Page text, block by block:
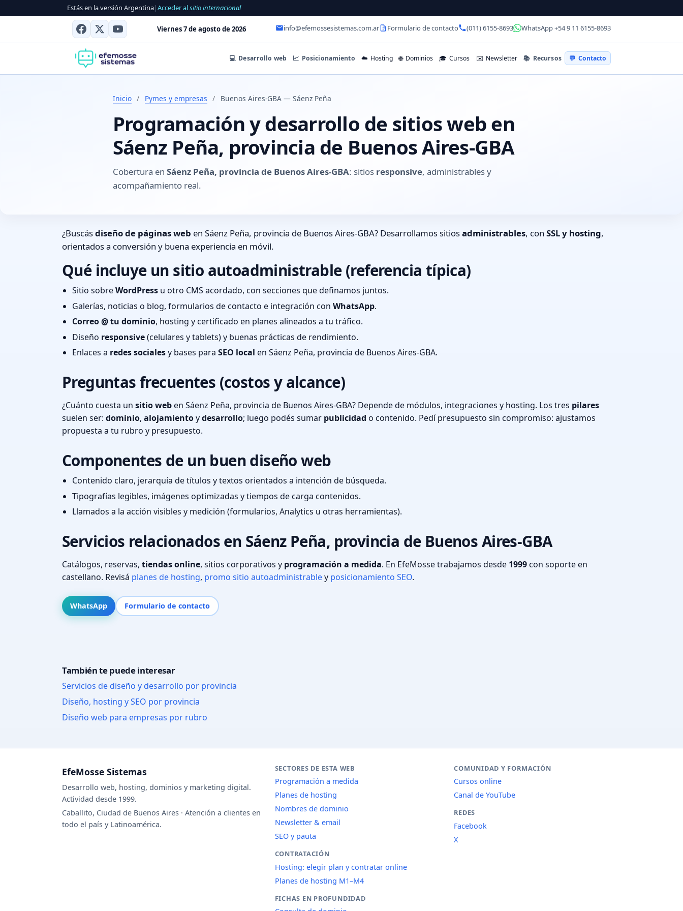
Estás en la versión Argentina|Acceder alsitio internacional
Viernes 7 de agosto de 2026 info@efemossesistemas.com.ar Formulario de contacto (011) 6155-8693 WhatsApp +54 9 11 6155-8693
💻 Desarrollo web 📈 Posicionamiento ☁️ Hosting 🌐 Dominios 🎓 Cursos ✉️ Newsletter 📚 Recursos 💬 Contacto
Inicio / Pymes y empresas / Buenos Aires-GBA — Sáenz Peña
Programación y desarrollo de sitios web en
Sáenz Peña, provincia de Buenos Aires-GBA
Cobertura en Sáenz Peña, provincia de Buenos Aires-GBA: sitios responsive, administrables y
acompañamiento real.
¿Buscásdiseño de páginas web en Sáenz Peña, provincia de Buenos Aires-GBA? Desarrollamos sitiosadministrables, con SSL y hosting,
orientados a conversión y buena experiencia en móvil.
Qué incluye un sitio autoadministrable (referencia típica)
Sitio sobreWordPress u otro CMS acordado, con secciones que definamos juntos.
Galerías, noticias o blog, formularios de contacto e integración con WhatsApp.
Correo @ tu dominio, hosting y certificado en planes alineados a tu tráfico.
Diseño responsive(celulares y tablets) y buenas prácticas de rendimiento.
Enlaces a redes socialesy bases para SEO local en Sáenz Peña, provincia de Buenos Aires-GBA.
Preguntas frecuentes (costos y alcance)
¿Cuánto cuesta un sitio weben Sáenz Peña, provincia de Buenos Aires-GBA? Depende de módulos, integraciones y hosting. Los tres pilares
suelen ser: dominio, alojamientoydesarrollo; luego podés sumar publicidad o contenido. Pedí presupuesto sin compromiso: ajustamos
propuesta a tu rubro y presupuesto.
Componentes de un buen diseño web
Contenido claro, jerarquía de títulos y textos orientados a intención de búsqueda.
Tipografías legibles, imágenes optimizadas y tiempos de carga contenidos.
Llamados a la acción visibles y medición (formularios, Analytics u otras herramientas).
Servicios relacionados en Sáenz Peña, provincia de Buenos Aires-GBA
Catálogos, reservas, tiendas online, sitios corporativos y programación a medida. En EfeMosse trabajamos desde 1999con soporte en
castellano. Revisá planes de hosting, promo sitio autoadministrabley posicionamiento SEO.
WhatsApp Formulario de contacto
También te puede interesar
Servicios de diseño y desarrollo por provincia
Diseño, hosting y SEO por provincia
Diseño web para empresas por rubro
EfeMosse Sistemas
Desarrollo web, hosting, dominios y marketing digital.
Actividad desde 1999.
Caballito, Ciudad de Buenos Aires · Atención a clientes en
todo el país y Latinoamérica.
SECTORES DE ESTA WEB
Programación a medida
Planes de hosting
Nombres de dominio
Newsletter & email
SEO y pauta
CONTRATACIÓN
Hosting: elegir plan y contratar online
Planes de hosting M1–M4
FICHAS EN PROFUNDIDAD
COMUNIDAD Y FORMACIÓN
Cursos online
Canal de YouTube
REDES
Facebook
X